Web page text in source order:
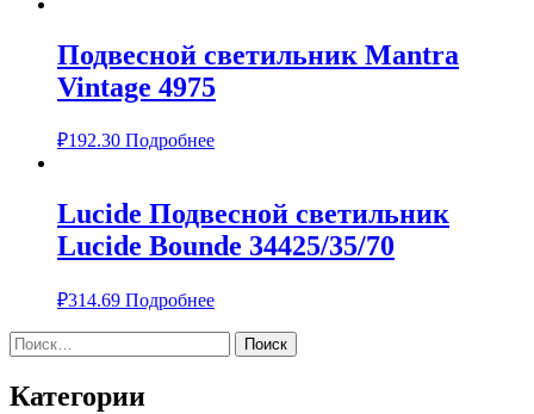
Подвесной светильник Mantra
Vintage 4975
₽192.30 Подробнее
Lucide Подвесной светильник
Lucide Bounde 34425/35/70
₽314.69 Подробнее
Найти:
Категории